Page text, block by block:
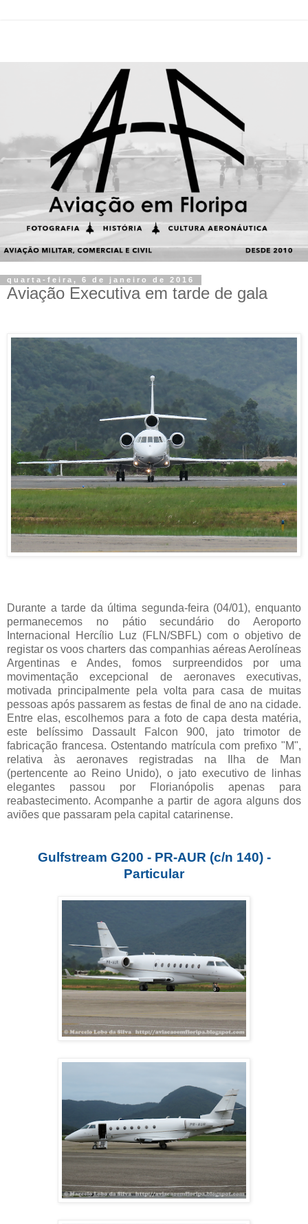
quarta-feira, 6 de janeiro de 2016
Aviação Executiva em tarde de gala
Durante a tarde da última segunda-feira (04/01), enquanto
permanecemos no pátio secundário do Aeroporto
Internacional Hercílio Luz (FLN/SBFL) com o objetivo de
registar os voos charters das companhias aéreas Aerolíneas
Argentinas e Andes, fomos surpreendidos por uma
movimentação excepcional de aeronaves executivas,
motivada principalmente pela volta para casa de muitas
pessoas após passarem as festas de final de ano na cidade.
Entre elas, escolhemos para a foto de capa desta matéria,
este belíssimo Dassault Falcon 900, jato trimotor de
fabricação francesa. Ostentando matrícula com prefixo "M",
relativa às aeronaves registradas na Ilha de Man
(pertencente ao Reino Unido), o jato executivo de linhas
elegantes passou por Florianópolis apenas para
reabastecimento. Acompanhe a partir de agora alguns dos
aviões que passaram pela capital catarinense.
Gulfstream G200 - PR-AUR (c/n 140) -
Particular